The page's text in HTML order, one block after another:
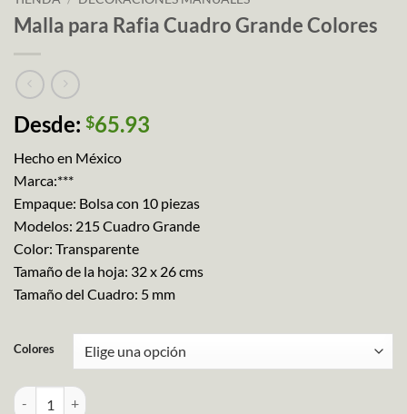
Malla para Rafia Cuadro Grande Colores
Desde: $65.93
Hecho en México
Marca:***
Empaque: Bolsa con 10 piezas
Modelos: 215 Cuadro Grande
Color: Transparente
Tamaño de la hoja: 32 x 26 cms
Tamaño del Cuadro: 5 mm
Colores
Malla para Rafia Cuadro Grande Colores cantidad